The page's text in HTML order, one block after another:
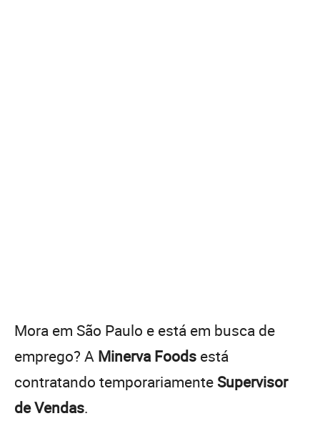
Mora em São Paulo e está em busca de
emprego? A Minerva Foods está
contratando temporariamente Supervisor
de Vendas.